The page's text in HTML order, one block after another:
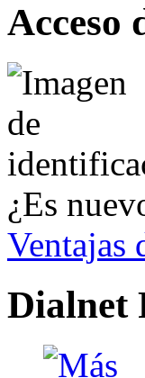
Acceso
¿Es
Ventajas
Dialnet